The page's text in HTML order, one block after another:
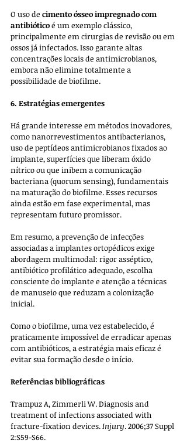
O uso de cimento ósseo impregnado com
antibiótico é um exemplo clássico,
principalmente em cirurgias de revisão ou em
ossos já infectados. Isso garante altas
concentrações locais de antimicrobianos,
embora não elimine totalmente a
possibilidade de biofilme.
6. Estratégias emergentes
Há grande interesse em métodos inovadores,
como nanorrevestimentos antibacterianos,
uso de peptídeos antimicrobianos fixados ao
implante, superfícies que liberam óxido
nítrico ou que inibem a comunicação
bacteriana (quorum sensing), fundamentais
na maturação do biofilme. Esses recursos
ainda estão em fase experimental, mas
representam futuro promissor.
Em resumo, a prevenção de infecções
associadas a implantes ortopédicos exige
abordagem multimodal: rigor asséptico,
antibiótico profilático adequado, escolha
consciente do implante e atenção a técnicas
de manuseio que reduzam a colonização
inicial.
Como o biofilme, uma vez estabelecido, é
praticamente impossível de erradicar apenas
com antibióticos, a estratégia mais eficaz é
evitar sua formação desde o início.
Referências bibliográficas
Trampuz A, Zimmerli W. Diagnosis and
treatment of infections associated with
fracture-fixation devices. Injury. 2006;37 Suppl
2:S59-S66.